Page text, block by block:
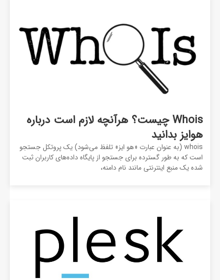
Whois چیست؟ هرآنچه لازم است درباره
هوایز بدانید
whois (به عنوان عبارت «هو ایز» تلفظ می‌شود) یک پروتکل جستجو
است که به طور گسترده برای جستجو از پایگاه داده‌های کاربران ثبت
شده یک منبع اینترنتی مانند نام دامنه،